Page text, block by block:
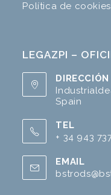
Política de cookies
LEGAZPI –
DIRECCIÓN
Spain
TEL
+ 34 943
abre
en
EMAIL